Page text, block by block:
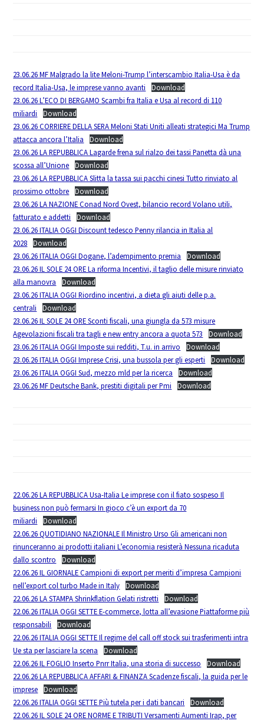
23.06.26 MF Malgrado la lite Meloni-Trump l’interscambio Italia-Usa è da
record Italia-Usa, le imprese vanno avanti
Download
23.06.26 L’ECO DI BERGAMO Scambi fra Italia e Usa al record di 110
miliardi
Download
23.06.26 CORRIERE DELLA SERA Meloni Stati Uniti alleati strategici Ma Trump
attacca ancora l’Italia
Download
23.06.26 LA REPUBBLICA Lagarde frena sul rialzo dei tassi Panetta dà una
scossa all’Unione
Download
23.06.26 LA REPUBBLICA Slitta la tassa sui pacchi cinesi Tutto rinviato al
prossimo ottobre
Download
23.06.26 LA NAZIONE Conad Nord Ovest, bilancio record Volano utili,
fatturato e addetti
Download
23.06.26 ITALIA OGGI Discount tedesco Penny rilancia in Italia al
2028
Download
23.06.26 ITALIA OGGI Dogane, l’adempimento premia
Download
23.06.26 IL SOLE 24 ORE La riforma Incentivi, il taglio delle misure rinviato
alla manovra
Download
23.06.26 ITALIA OGGI Riordino incentivi, a dieta gli aiuti delle p.a.
centrali
Download
23.06.26 IL SOLE 24 ORE Sconti fiscali, una giungla da 573 misure
Agevolazioni fiscali tra tagli e new entry ancora a quota 573
Download
23.06.26 ITALIA OGGI Imposte sui redditi, T.u. in arrivo
Download
23.06.26 ITALIA OGGI Imprese Crisi, una bussola per gli esperti
Download
23.06.26 ITALIA OGGI Sud, mezzo mld per la ricerca
Download
23.06.26 MF Deutsche Bank, prestiti digitali per Pmi
Download
22.06.26 LA REPUBBLICA Usa-Italia Le imprese con il fiato sospeso Il
business non può fermarsi In gioco c’è un export da 70
miliardi
Download
22.06.26 QUOTIDIANO NAZIONALE Il Ministro Urso Gli americani non
rinunceranno ai prodotti italiani L’economia resisterà Nessuna ricaduta
dallo scontro
Download
22.06.26 IL GIORNALE Campioni di export per meriti d’impresa Campioni
nell’export col turbo Made in Italy
Download
22.06.26 LA STAMPA Shrinkflation Gelati ristretti
Download
22.06.26 ITALIA OGGI SETTE E-commerce, lotta all’evasione Piattaforme più
responsabili
Download
22.06.26 ITALIA OGGI SETTE Il regime del call off stock sui trasferimenti intra
Ue sta per lasciare la scena
Download
22.06.26 IL FOGLIO Inserto Pnrr Italia, una storia di successo
Download
22.06.26 LA REPUBBLICA AFFARI & FINANZA Scadenze fiscali, la guida per le
imprese
Download
22.06.26 ITALIA OGGI SETTE Più tutela per i dati bancari
Download
22.06.26 IL SOLE 24 ORE NORME E TRIBUTI Versamenti Aumenti Irap, per